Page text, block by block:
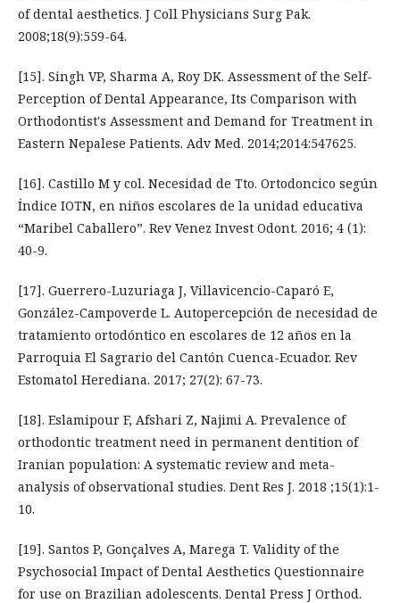
of dental aesthetics. J Coll Physicians Surg Pak.
2008;18(9):559-64.
[15]. Singh VP, Sharma A, Roy DK. Assessment of the Self-
Perception of Dental Appearance, Its Comparison with
Orthodontist's Assessment and Demand for Treatment in
Eastern Nepalese Patients. Adv Med. 2014;2014:547625.
[16]. Castillo M y col. Necesidad de Tto. Ortodoncico según
Índice IOTN, en niños escolares de la unidad educativa
“Maribel Caballero”. Rev Venez Invest Odont. 2016; 4 (1):
40-9.
[17]. Guerrero-Luzuriaga J, Villavicencio-Caparó E,
González-Campoverde L. Autopercepción de necesidad de
tratamiento ortodóntico en escolares de 12 años en la
Parroquia El Sagrario del Cantón Cuenca-Ecuador. Rev
Estomatol Herediana. 2017; 27(2): 67-73.
[18]. Eslamipour F, Afshari Z, Najimi A. Prevalence of
orthodontic treatment need in permanent dentition of
Iranian population: A systematic review and meta-
analysis of observational studies. Dent Res J. 2018 ;15(1):1-
10.
[19]. Santos P, Gonçalves A, Marega T. Validity of the
Psychosocial Impact of Dental Aesthetics Questionnaire
for use on Brazilian adolescents. Dental Press J Orthod.